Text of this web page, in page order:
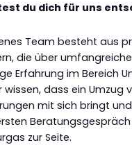
du dich für uns
Team besteht aus
die über
Erfahrung im Bereich
wissen, dass ein Umzug
mit sich bringt
Beratungsgespräch
zur Seite.